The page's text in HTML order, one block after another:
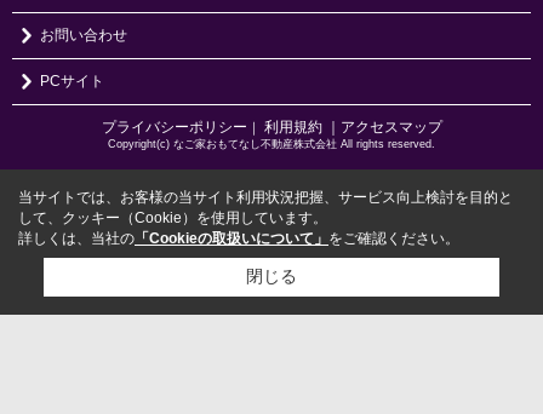
お問い合わせ
PCサイト
プライバシーポリシー 利用規約 ｜アクセスマップ
Copyright(c) なご家おもてなし不動産株式会社 All rights reserved.
当サイトでは、お客様の当サイト利用状況把握、サービス向上検討を目的と
して、クッキー（Cookie）を使用しています。
詳しくは、当社の 「Cookieの取扱いについて」 をご確認ください。
閉じる